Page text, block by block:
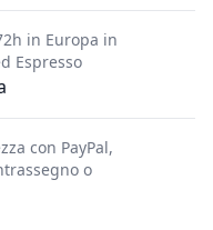
in Europa in
Espresso
con PayPal,
o